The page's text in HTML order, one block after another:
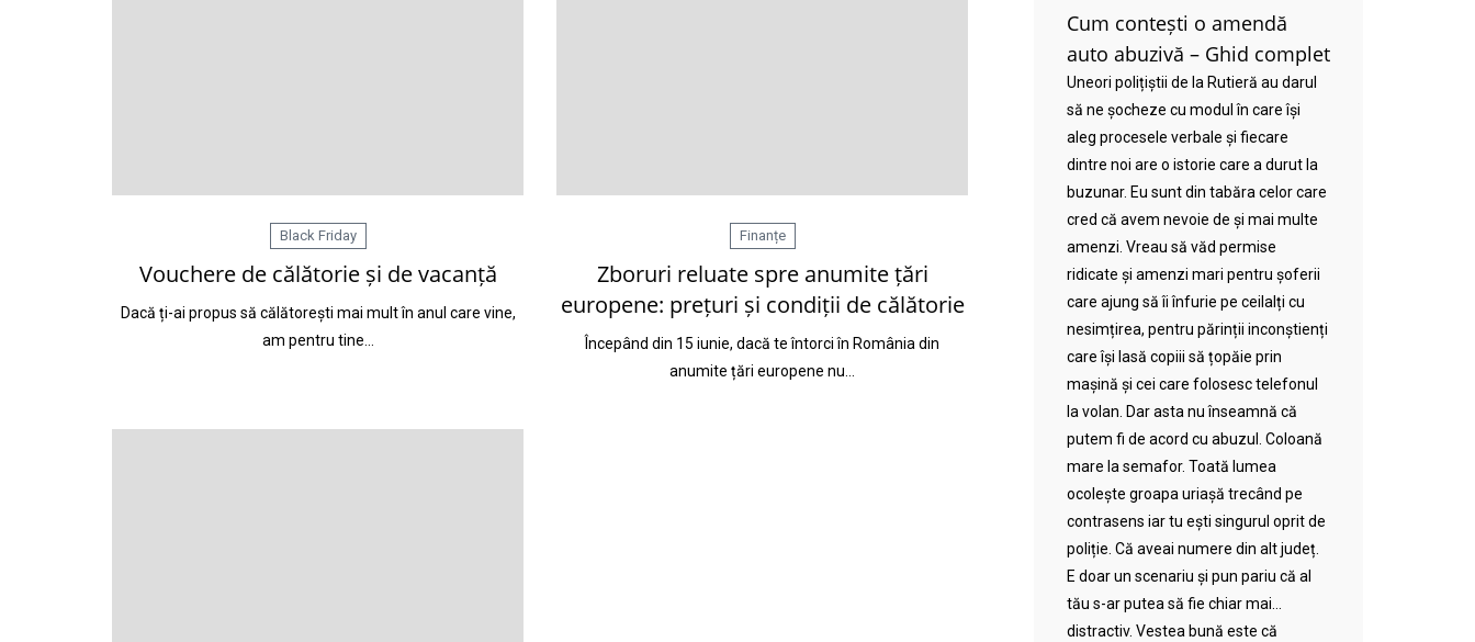
Black Friday
Vouchere de călătorie și de vacanță
Dacă ți-ai propus să călătorești mai mult în anul care vine,
am pentru tine…
Finanțe
Zboruri reluate spre anumite țări
europene: prețuri și condiții de călătorie
Începând din 15 iunie, dacă te întorci în România din
anumite țări europene nu…
Cum contești o amendă
auto abuzivă – Ghid complet
Uneori polițiștii de la Rutieră au darul
să ne șocheze cu modul în care își
aleg procesele verbale și fiecare
dintre noi are o istorie care a durut la
buzunar. Eu sunt din tabăra celor care
cred că avem nevoie de și mai multe
amenzi. Vreau să văd permise
ridicate și amenzi mari pentru șoferii
care ajung să îi înfurie pe ceilalți cu
nesimțirea, pentru părinții inconștienți
care își lasă copiii să țopăie prin
mașină și cei care folosesc telefonul
la volan. Dar asta nu înseamnă că
putem fi de acord cu abuzul. Coloană
mare la semafor. Toată lumea
ocolește groapa uriașă trecând pe
contrasens iar tu ești singurul oprit de
poliție. Că aveai numere din alt județ.
E doar un scenariu și pun pariu că al
tău s-ar putea să fie chiar mai…
distractiv. Vestea bună este că